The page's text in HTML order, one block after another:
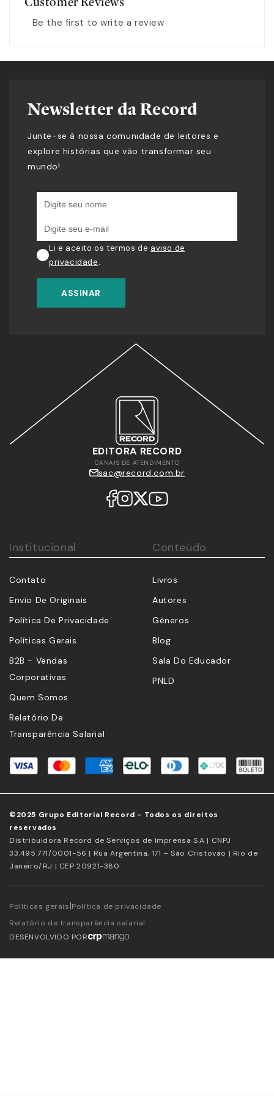
Be the first to write a review
Newsletter da Record
Junte-se à nossa comunidade de leitores e
explore histórias que vão transformar seu
mundo!
Li e aceito os termos de aviso de
privacidade.
ASSINAR
EDITORA RECORD
CANAIS DE ATENDIMENTO
sac@record.com.br
Institucional Conteúdo
Contato
Envio De Originais
Política De Privacidade
Políticas Gerais
B2B - Vendas
Corporativas
Quem Somos
Relatório De
Transparência Salarial
Livros
Autores
Gêneros
Blog
Sala Do Educador
PNLD
©2025 Grupo Editorial Record - Todos os direitos
reservados
Distribuidora Record de Serviços de Imprensa S.A | CNPJ
33.495.771/0001-56 | Rua Argentina, 171 – São Cristovão | Rio de
Janeiro/RJ | CEP 20921-380
Políticas gerais|Política de privacidade
Relatório de transparência salarial
DESENVOLVIDO POR